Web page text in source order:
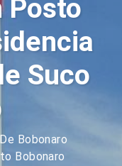
Posto
Suco
Bobonaro
Bobonaro